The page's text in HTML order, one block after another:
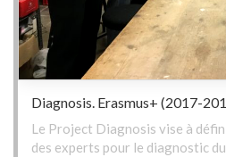
Diagnosis. Erasmus+ (2017-
Le Project Diagnosis vise à
des experts pour le diagnostic